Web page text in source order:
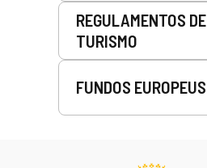
REGULAMENTOS DE
TURISMO
FUNDOS EUROPEUS